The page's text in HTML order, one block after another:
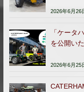
2026年6月26
「ケータ
を公開い
2026年6月25